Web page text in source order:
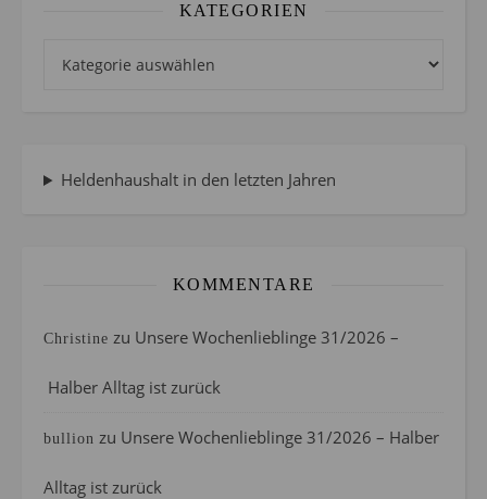
KATEGORIEN
Heldenhaushalt in den letzten Jahren
KOMMENTARE
Christine zu Unsere Wochenlieblinge 31/2026 –
Halber Alltag ist zurück
bullion zu Unsere Wochenlieblinge 31/2026 – Halber
Alltag ist zurück